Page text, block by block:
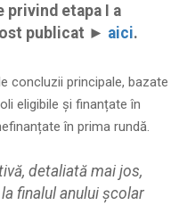
privind etapa I a
publicat ► aici.
concluzii principale, bazate
eligibile și finanțate în
în prima rundă.
detaliată mai jos,
finalul anului școlar